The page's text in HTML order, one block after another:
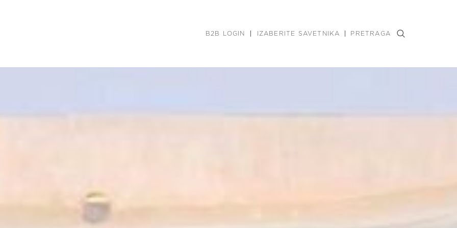
B2B LOGIN IZABERITE SAVETNIKA PRETRAGA